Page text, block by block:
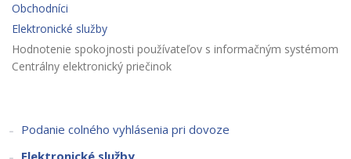
Obchodníci
Elektronické služby
Hodnotenie spokojnosti používateľov s informačným systémom
Centrálny elektronický priečinok
Podanie colného vyhlásenia pri dovoze
Elektronické služby